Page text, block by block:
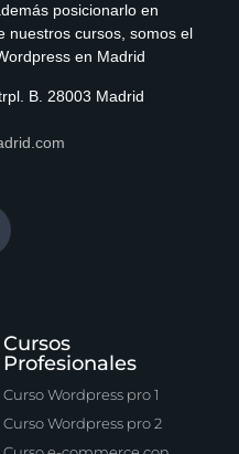
posicionarlo en
nuestros cursos, somos el
en Madrid
B. 28003 Madrid
Cursos
Profesionales
Curso Wordpress pro 1
Curso Wordpress pro 2